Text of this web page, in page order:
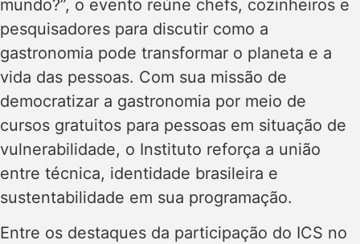
mundo?”, o evento reúne chefs, cozinheiros e
pesquisadores para discutir como a
gastronomia pode transformar o planeta e a
vida das pessoas. Com sua missão de
democratizar a gastronomia por meio de
cursos gratuitos para pessoas em situação de
vulnerabilidade, o Instituto reforça a união
entre técnica, identidade brasileira e
sustentabilidade em sua programação.
Entre os destaques da participação do ICS no